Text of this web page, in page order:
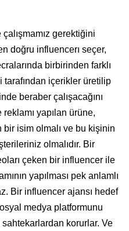
gerektiğini
doğru influencerı seçer,
birbirinden farklı
tarafından içerikler üretilip
beraber çalışacağını
yapılan ürüne,
isim olmalı ve bu kişinin
olmalıdır. Bir
çeken bir influencer ile
yapılması pek anlamlı
Bir influencer ajansı hedef
medya platformunu
korurlar. Ve